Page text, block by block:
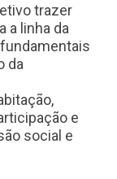
trazer
a linha da
da
e
social e